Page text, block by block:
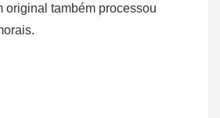
original também processou